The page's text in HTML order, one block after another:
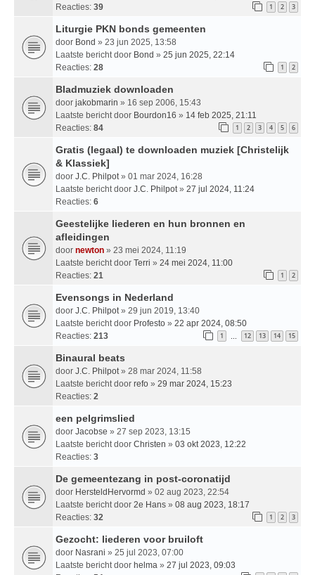
Reacties: 39 1 2 3
Liturgie PKN bonds gemeenten
door Bond » 23 jun 2025, 13:58
Laatste bericht door Bond » 25 jun 2025, 22:14
Reacties: 28 1 2
Bladmuziek downloaden
door jakobmarin » 16 sep 2006, 15:43
Laatste bericht door Bourdon16 » 14 feb 2025, 21:11
Reacties: 84 1 2 3 4 5 6
Gratis (legaal) te downloaden muziek [Christelijk
& Klassiek]
door J.C. Philpot » 01 mar 2024, 16:28
Laatste bericht door J.C. Philpot » 27 jul 2024, 11:24
Reacties: 6
Geestelijke liederen en hun bronnen en
afleidingen
door newton » 23 mei 2024, 11:19
Laatste bericht door Terri » 24 mei 2024, 11:00
Reacties: 21 1 2
Evensongs in Nederland
door J.C. Philpot » 29 jun 2019, 13:40
Laatste bericht door Profesto » 22 apr 2024, 08:50
Reacties: 213 1 … 12 13 14 15
Binaural beats
door J.C. Philpot » 28 mar 2024, 11:58
Laatste bericht door refo » 29 mar 2024, 15:23
Reacties: 2
een pelgrimslied
door Jacobse » 27 sep 2023, 13:15
Laatste bericht door Christen » 03 okt 2023, 12:22
Reacties: 3
De gemeentezang in post-coronatijd
door HersteldHervormd » 02 aug 2023, 22:54
Laatste bericht door 2e Hans » 08 aug 2023, 18:17
Reacties: 32 1 2 3
Gezocht: liederen voor bruiloft
door Nasrani » 25 jul 2023, 07:00
Laatste bericht door helma » 27 jul 2023, 09:03